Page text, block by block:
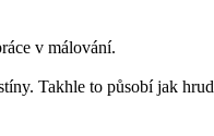
v málování.
Takhle to působí jak